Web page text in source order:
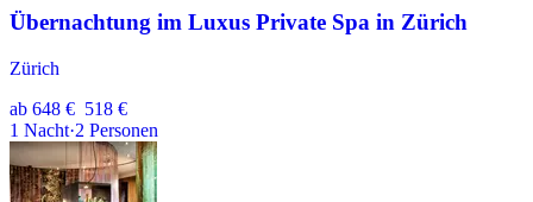
Übernachtung im Luxus Private Spa in Zürich
Zürich
ab 648 € 518 €
1 Nacht·2 Personen